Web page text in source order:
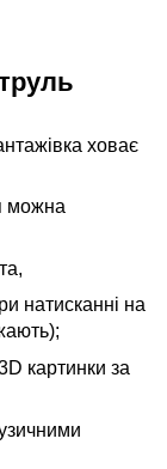
ховає
можна
натисканні на
картинки за